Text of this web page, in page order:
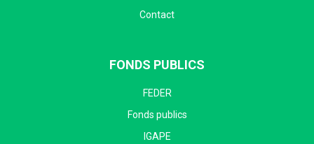
Contact
FONDS PUBLICS
FEDER
Fonds publics
IGAPE